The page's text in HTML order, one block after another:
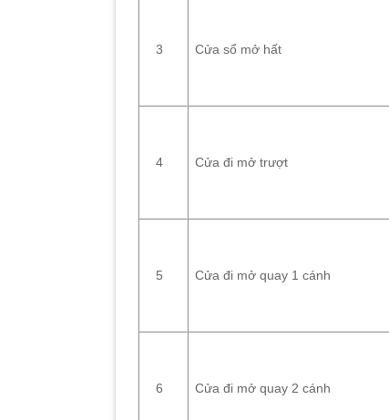
3 Cửa sổ mở hất
4 Cửa đi mở trượt
5 Cửa đi mở quay 1 cánh
6 Cửa đi mở quay 2 cánh